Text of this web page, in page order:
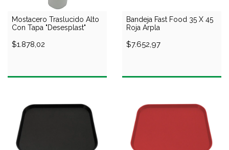
Mostacero Traslucido Alto
Con Tapa "Desesplast"
$1.878,02
Bandeja Fast Food 35 X 45
Roja Arpla
$7.652,97